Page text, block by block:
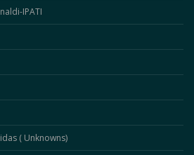
IPATI
( Unknowns)